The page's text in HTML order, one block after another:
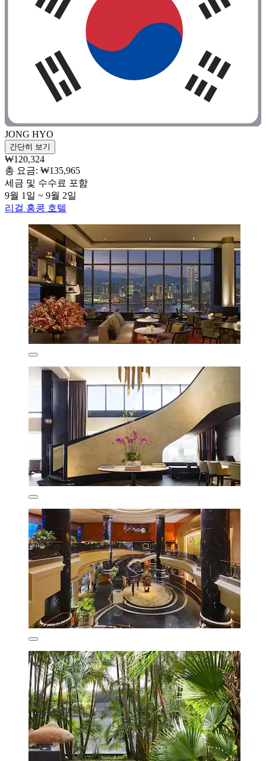
JONG HYO
간단히 보기
₩120,324
총 요금: ₩135,965
세금 및 수수료 포함
9월 1일 ~ 9월 2일
리걸 홍콩 호텔